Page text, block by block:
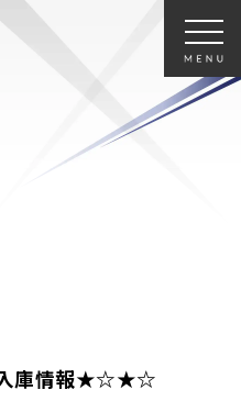
庫情報★☆★☆